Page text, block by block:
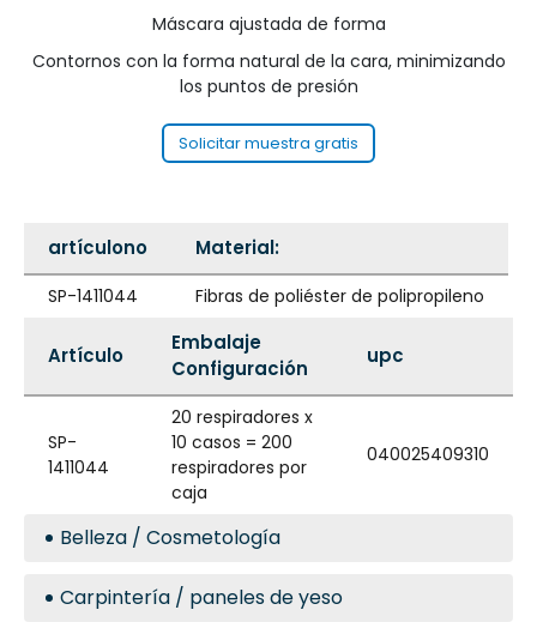
Máscara ajustada de forma
Contornos con la forma natural de la cara, minimizando
los puntos de presión
Solicitar muestra gratis
artículono Material:
SP-1411044 Fibras de poliéster de polipropileno
Artículo
Embalaje
Configuración
upc
SP-
1411044
20 respiradores x
10 casos = 200
respiradores por
caja
040025409310
Belleza / Cosmetología
Carpintería / paneles de yeso